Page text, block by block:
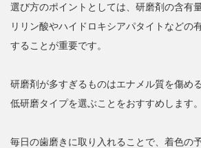
選び方のポイントとしては、研磨剤の含有
リリン酸やハイドロキシアパタイトなどの
することが重要です。
研磨剤が多すぎるものはエナメル質を傷め
低研磨タイプを選ぶことをおすすめします。
毎日の歯磨きに取り入れることで、着色の